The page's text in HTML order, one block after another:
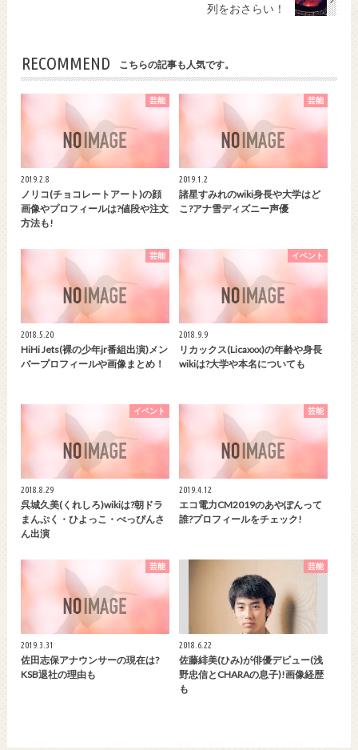
列をおさらい！
RECOMMEND こちらの記事も人気です。
芸能
2019.2.8
ノリコ(チョコレートアート)の顔
画像やプロフィールは?値段や注文
方法も!
芸能
2019.1.2
諸星すみれのwiki身長や大学はど
こ?アナ雪ディズニー声優
芸能
2018.5.20
HiHi Jets(裸の少年jr番組出演)メン
バープロフィールや画像まとめ！
イベント
2018.9.9
リカックス(Licaxxx)の年齢や身長
wikiは?大学や本名についても
イベント
2018.8.29
呉城久美(くれしろ)wikiは?朝ドラ
まんぷく・ひよっこ・べっぴんさ
ん出演
芸能
2019.4.12
エコ電力CM2019のあやぽんって
誰?プロフィールをチェック!
芸能
2019.3.31
佐田志保アナウンサーの現在は?
KSB退社の理由も
芸能
2018.6.22
佐藤緋美(ひみ)が俳優デビュー(浅
野忠信とCHARAの息子)!画像経歴
も